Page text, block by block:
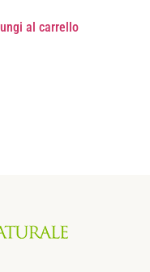
al carrello